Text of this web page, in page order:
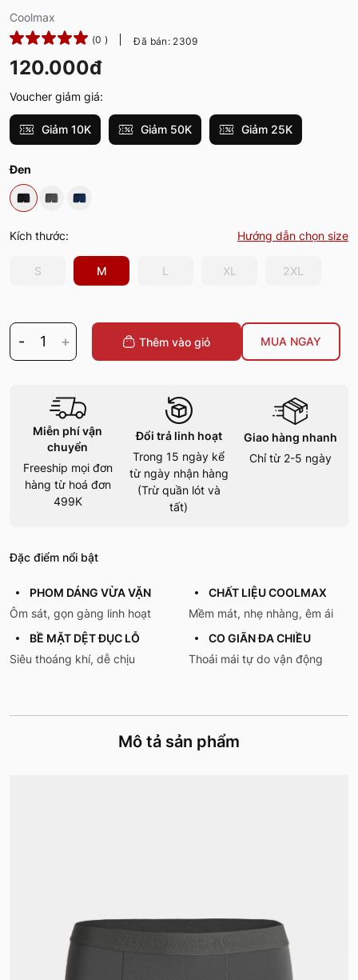
Coolmax
(0 ) Đã bán: 2309
120.000đ
Voucher giảm giá:
Giảm 10K Giảm 50K Giảm 25K
Đen
Kích thước: Hướng dẫn chọn size
S M L XL 2XL
- 1 + Thêm vào giỏ MUA NGAY
Miễn phí vận
chuyển
Freeship mọi đơn
hàng từ hoá đơn
499K
Đổi trả linh hoạt
Trong 15 ngày kể
từ ngày nhận hàng
(Trừ quần lót và
tất)
Giao hàng nhanh
Chỉ từ 2-5 ngày
Đặc điểm nổi bật
PHOM DÁNG VỪA VẶN
Ôm sát, gọn gàng linh hoạt
CHẤT LIỆU COOLMAX
Mềm mát, nhẹ nhàng, êm ái
BỀ MẶT DỆT ĐỤC LỖ
Siêu thoáng khí, dễ chịu
CO GIÃN ĐA CHIỀU
Thoải mái tự do vận động
Mô tả sản phẩm